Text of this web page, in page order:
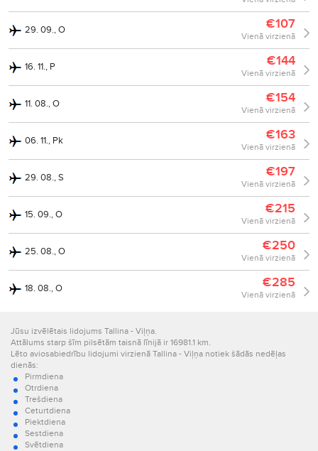
29. 09., O €107
Vienā virzienā
16. 11., P €144
Vienā virzienā
11. 08., O €154
Vienā virzienā
06. 11., Pk €163
Vienā virzienā
29. 08., S €197
Vienā virzienā
15. 09., O €215
Vienā virzienā
25. 08., O €250
Vienā virzienā
18. 08., O €285
Vienā virzienā
Jūsu izvēlētais lidojums Tallina - Viļņa.
Attālums starp šīm pilsētām taisnā līnijā ir 16981.1 km.
Lēto aviosabiedrību lidojumi virzienā Tallina - Viļņa notiek šādās nedēļas
dienās:
Pirmdiena
Otrdiena
Trešdiena
Ceturtdiena
Piektdiena
Sestdiena
Svētdiena